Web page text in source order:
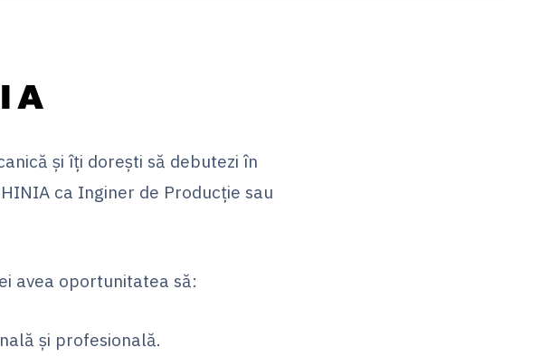
și îți dorești să debutezi în
ca Inginer de Producție sau
avea oportunitatea să:
și profesională.